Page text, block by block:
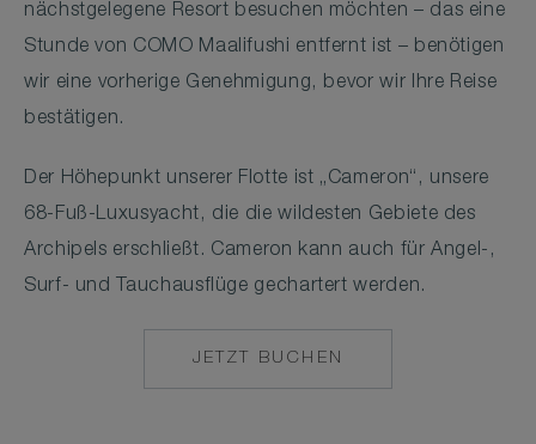
nächstgelegene Resort besuchen möchten – das eine
Stunde von COMO Maalifushi entfernt ist – benötigen
wir eine vorherige Genehmigung, bevor wir Ihre Reise
bestätigen.
Der Höhepunkt unserer Flotte ist „Cameron“, unsere
68-Fuß-Luxusyacht, die die wildesten Gebiete des
Archipels erschließt. Cameron kann auch für Angel-,
Surf- und Tauchausflüge gechartert werden.
JETZT BUCHEN